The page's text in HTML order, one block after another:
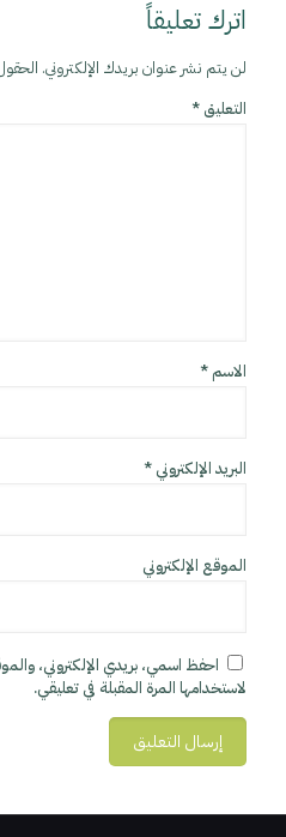
اترك تعليقاً
لن يتم نشر عنوان بريدك الإلكتروني.
التعليق *
الاسم *
البريد الإلكتروني *
الموقع الإلكتروني
احفظ اسمي، بريدي الإلكتروني،
لاستخدامها المرة المقبلة في تعليقي.